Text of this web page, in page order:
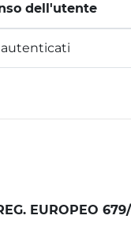
dell'utente
EUROPEO